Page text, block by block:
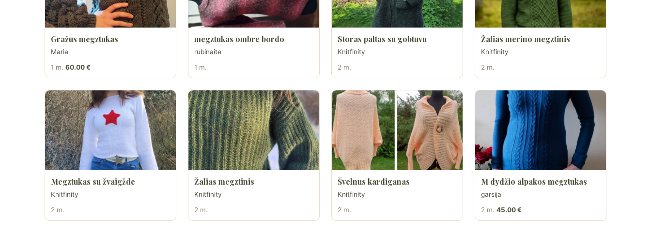
Gražus megztukas
Marie
1 m. 60.00 €
megztukas ombre bordo
rubinaite
1 m.
Storas paltas su gobtuvu
Knitfinity
2 m.
Žalias merino megztinis
Knitfinity
2 m.
Megztukas su žvaigžde
Knitfinity
2 m.
Žalias megztinis
Knitfinity
2 m.
Švelnus kardiganas
Knitfinity
2 m.
M dydžio alpakos megztukas
garsija
2 m. 45.00 €